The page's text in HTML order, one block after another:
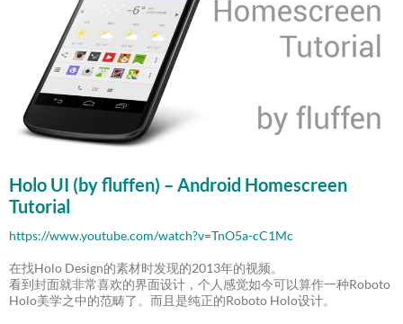
Holo UI (by fluffen) – Android Homescreen
Tutorial
https://www.youtube.com/watch?v=TnO5a-cC1Mc
在找Holo Design的素材时发现的2013年的视频。
看到封面就非常喜欢的界面设计，个人感觉如今可以算作一种Roboto
Holo美学之中的范畴了。而且是纯正的Roboto Holo设计。